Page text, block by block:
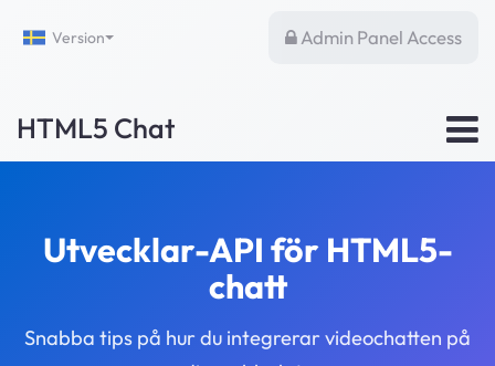
Version Admin Panel Access
HTML5 Chat
Utvecklar-API för HTML5-
chatt
Snabba tips på hur du integrerar videochatten på